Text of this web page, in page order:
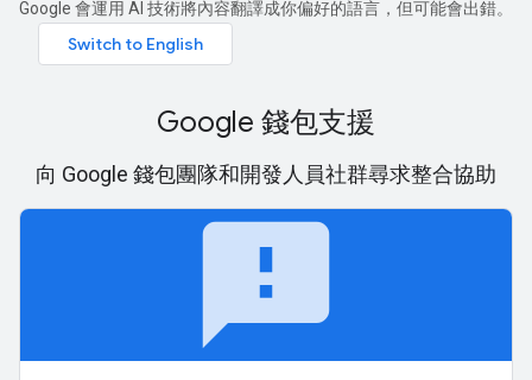
Google 會運用 AI 技術將內容翻譯成你偏好的語言，但可能會出錯。
Google 錢包支援
向 Google 錢包團隊和開發人員社群尋求整合協助
feedback